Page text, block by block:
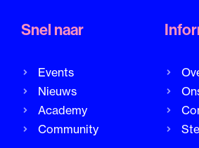
Snel naar
Events
Nieuws
Academy
Community